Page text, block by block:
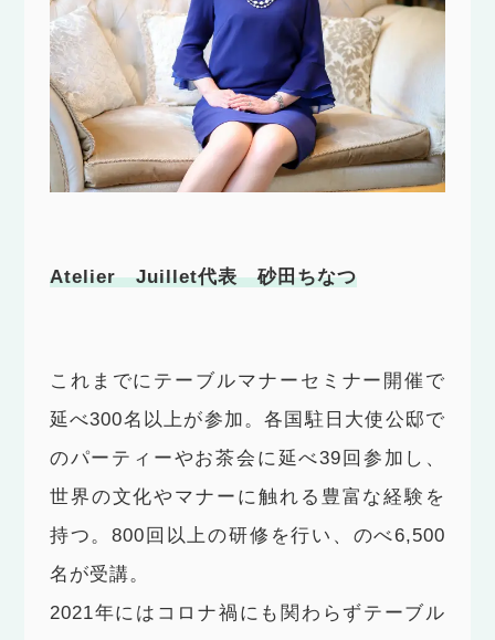
Atelier Juillet代表 砂田ちなつ
これまでにテーブルマナーセミナー開催で
延べ300名以上が参加。各国駐日大使公邸で
のパーティーやお茶会に延べ39回参加し、
世界の文化やマナーに触れる豊富な経験を
持つ。800回以上の研修を行い、のべ6,500
名が受講。
2021年にはコロナ禍にも関わらずテーブル